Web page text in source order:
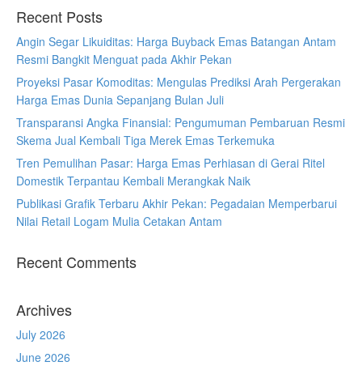
Recent Posts
Angin Segar Likuiditas: Harga Buyback Emas Batangan Antam
Resmi Bangkit Menguat pada Akhir Pekan
Proyeksi Pasar Komoditas: Mengulas Prediksi Arah Pergerakan
Harga Emas Dunia Sepanjang Bulan Juli
Transparansi Angka Finansial: Pengumuman Pembaruan Resmi
Skema Jual Kembali Tiga Merek Emas Terkemuka
Tren Pemulihan Pasar: Harga Emas Perhiasan di Gerai Ritel
Domestik Terpantau Kembali Merangkak Naik
Publikasi Grafik Terbaru Akhir Pekan: Pegadaian Memperbarui
Nilai Retail Logam Mulia Cetakan Antam
Recent Comments
Archives
July 2026
June 2026